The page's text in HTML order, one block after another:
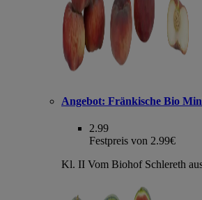
Angebot: Fränkische Bio
2.99
Festpreis von 2.99€
Kl. II Vom Biohof Schlereth